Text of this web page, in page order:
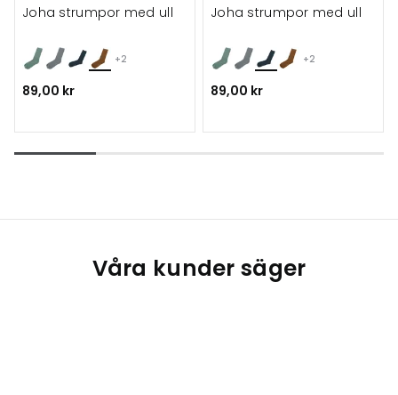
+2
Joha strumpor med ull
89,00 kr
+2
Joha strumpor med ull
89,00 kr
Våra kunder säger